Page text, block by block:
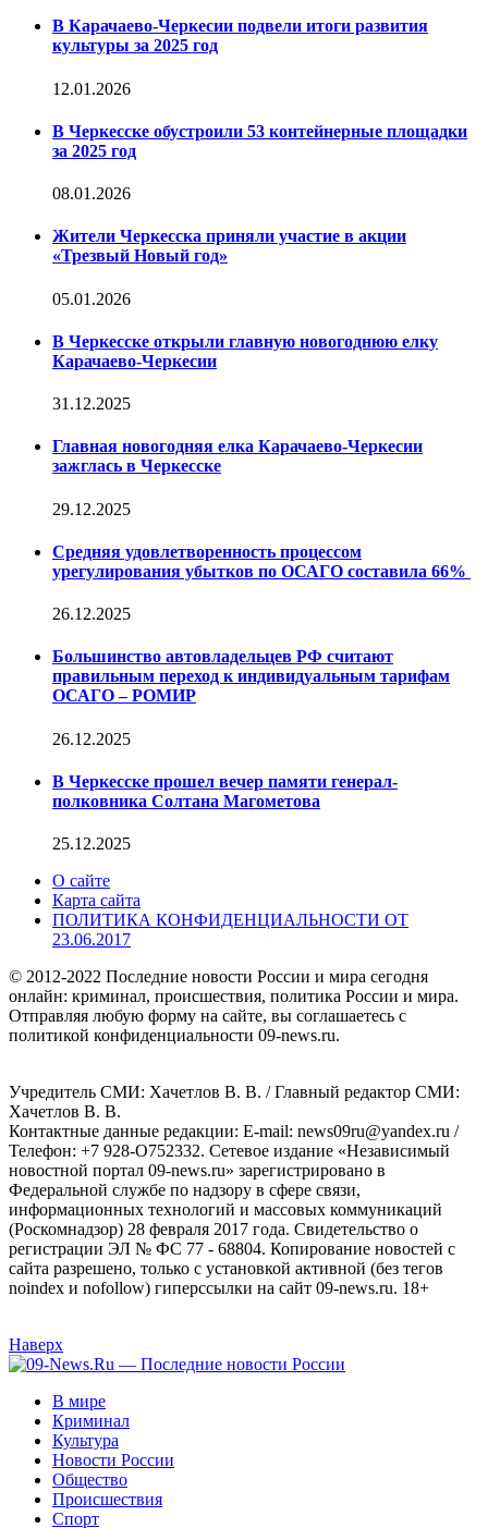
В Карачаево-Черкесии подвели итоги развития
культуры за 2025 год
12.01.2026
В Черкесске обустроили 53 контейнерные площадки
за 2025 год
08.01.2026
Жители Черкесска приняли участие в акции
«Трезвый Новый год»
05.01.2026
В Черкесске открыли главную новогоднюю елку
Карачаево-Черкесии
31.12.2025
Главная новогодняя елка Карачаево-Черкесии
зажглась в Черкесске
29.12.2025
Средняя удовлетворенность процессом
урегулирования убытков по ОСАГО составила 66%
26.12.2025
Большинство автовладельцев РФ считают
правильным переход к индивидуальным тарифам
ОСАГО – РОМИР
26.12.2025
В Черкесске прошел вечер памяти генерал-
полковника Солтана Магометова
25.12.2025
О сайте
Карта сайта
ПОЛИТИКА КОНФИДЕНЦИАЛЬНОСТИ ОТ
23.06.2017
© 2012-2022 Последние новости России и мира сегодня
онлайн: криминал, происшествия, политика России и мира.
Отправляя любую форму на сайте, вы соглашаетесь с
политикой конфиденциальности 09-news.ru.
Учредитель СМИ: Хaчeтлoв B. B. / Главный редактор СМИ:
Хaчeтлoв B. B.
Контактные данные редакции: E-mail: news09ru@yandex.ru /
Телефон: +7 928-O752332. Сетевое издание «Независимый
новостной портал 09-news.ru» зарегистрировано в
Федеральной службе по надзору в сфере связи,
информационных технологий и массовых коммуникаций
(Роскомнадзор) 28 февраля 2017 года. Свидетельство о
регистрации ЭЛ № ФС 77 - 68804. Копирование новостей с
сайта разрешено, только с установкой активной (без тегов
noindex и nofollow) гиперссылки на сайт 09-news.ru. 18+
Наверх
В мире
Криминал
Культура
Новости России
Общество
Происшествия
Спорт